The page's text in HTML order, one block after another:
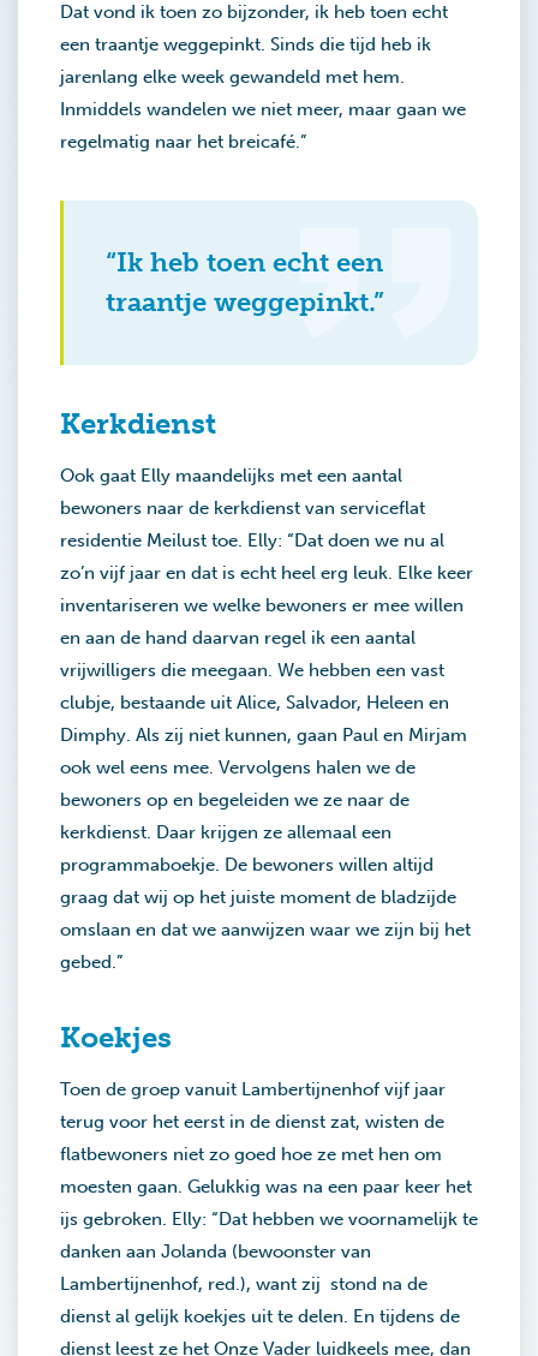
Dat vond ik toen zo bijzonder, ik heb toen echt
een traantje weggepinkt. Sinds die tijd heb ik
jarenlang elke week gewandeld met hem.
Inmiddels wandelen we niet meer, maar gaan we
regelmatig naar het breicafé.”
“Ik heb toen echt een
traantje weggepinkt.”
Kerkdienst
Ook gaat Elly maandelijks met een aantal
bewoners naar de kerkdienst van serviceflat
residentie Meilust toe. Elly: “Dat doen we nu al
zo’n vijf jaar en dat is echt heel erg leuk. Elke keer
inventariseren we welke bewoners er mee willen
en aan de hand daarvan regel ik een aantal
vrijwilligers die meegaan. We hebben een vast
clubje, bestaande uit Alice, Salvador, Heleen en
Dimphy. Als zij niet kunnen, gaan Paul en Mirjam
ook wel eens mee. Vervolgens halen we de
bewoners op en begeleiden we ze naar de
kerkdienst. Daar krijgen ze allemaal een
programmaboekje. De bewoners willen altijd
graag dat wij op het juiste moment de bladzijde
omslaan en dat we aanwijzen waar we zijn bij het
gebed.”
Koekjes
Toen de groep vanuit Lambertijnenhof vijf jaar
terug voor het eerst in de dienst zat, wisten de
flatbewoners niet zo goed hoe ze met hen om
moesten gaan. Gelukkig was na een paar keer het
ijs gebroken. Elly: “Dat hebben we voornamelijk te
danken aan Jolanda (bewoonster van
Lambertijnenhof, red.), want zij stond na de
dienst al gelijk koekjes uit te delen. En tijdens de
dienst leest ze het Onze Vader luidkeels mee, dan